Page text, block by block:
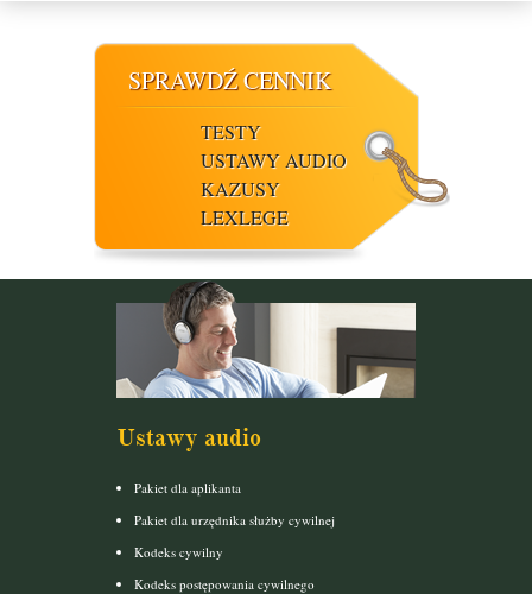
SPRAWDŹ CENNIK
TESTY
USTAWY AUDIO
KAZUSY
LEXLEGE
Ustawy audio
Pakiet dla aplikanta
Pakiet dla urzędnika służby cywilnej
Kodeks cywilny
Kodeks postępowania cywilnego